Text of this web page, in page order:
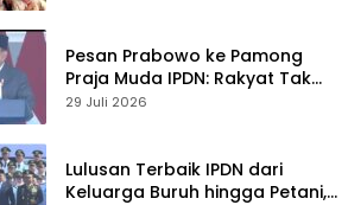
Pesan Prabowo ke Pamong
Praja Muda IPDN: Rakyat Tak
Butuh Birokrasi Berbelit
29 Juli 2026
Lulusan Terbaik IPDN dari
Keluarga Buruh hingga Petani,